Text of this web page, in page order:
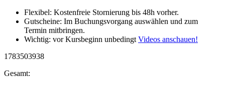
Flexibel: Kostenfreie Stornierung bis 48h vorher.
Gutscheine: Im Buchungsvorgang auswählen und zum
Termin mitbringen.
Wichtig: vor Kursbeginn unbedingt Videos anschauen!
1783503938
Gesamt: